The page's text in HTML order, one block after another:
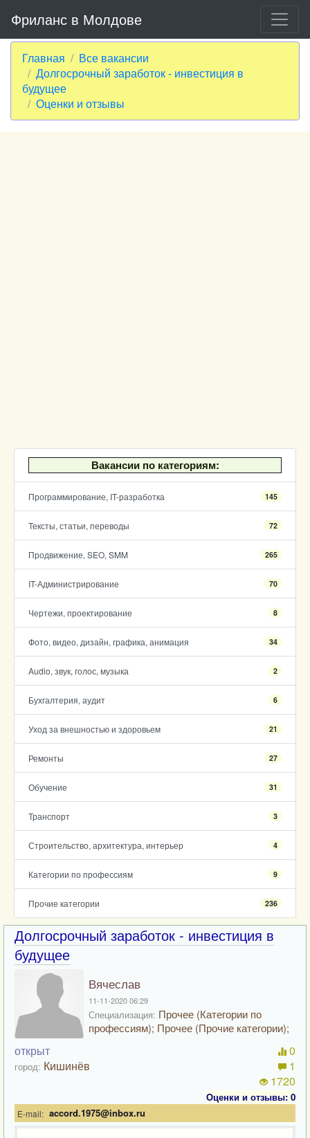
Фриланс в Молдове
Главная
Все вакансии
Долгосрочный заработок - инвестиция в
будущее
Оценки и отзывы
Вакансии по категориям:
Программирование, IT-разработка 145
Тексты, статьи, переводы 72
Продвижение, SEO, SMM 265
IT-Администрирование 70
Чертежи, проектирование 8
Фото, видео, дизайн, графика, анимация 34
Audio, звук, голос, музыка 2
Бухгалтерия, аудит 6
Уход за внешностью и здоровьем 21
Ремонты 27
Обучение 31
Транспорт 3
Строительство, архитектура, интерьер 4
Категории по профессиям 9
Прочие категории 236
Долгосрочный заработок - инвестиция в
будущее
Вячеслав
11-11-2020 06:29
Специализация: Прочее (Категории по
профессиям); Прочее (Прочие категории);
открыт
город: Кишинёв
0
1
1720
Оценки и отзывы: 0
E-mail: accord.1975@inbox.ru